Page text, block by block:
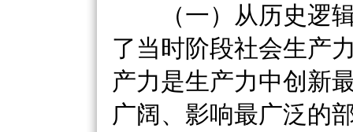
（一）从历史逻辑
了当时阶段社会生产
产力是生产力中创新
广阔、影响最广泛的